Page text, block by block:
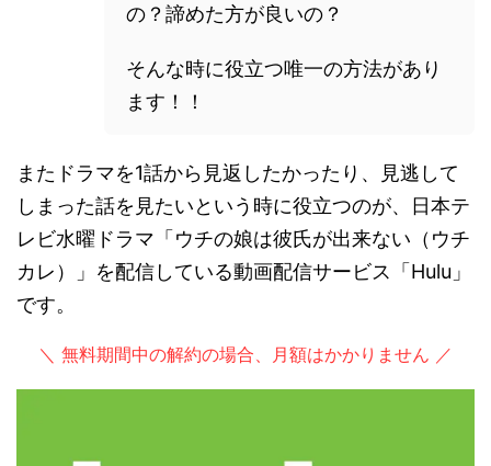
の？諦めた方が良いの？
そんな時に役立つ唯一の方法があり
ます！！
またドラマを1話から見返したかったり、見逃して
しまった話を見たいという時に役立つのが、日本テ
レビ水曜ドラマ「ウチの娘は彼氏が出来ない（ウチ
カレ）」を配信している動画配信サービス「Hulu」
です。
＼ 無料期間中の解約の場合、月額はかかりません ／